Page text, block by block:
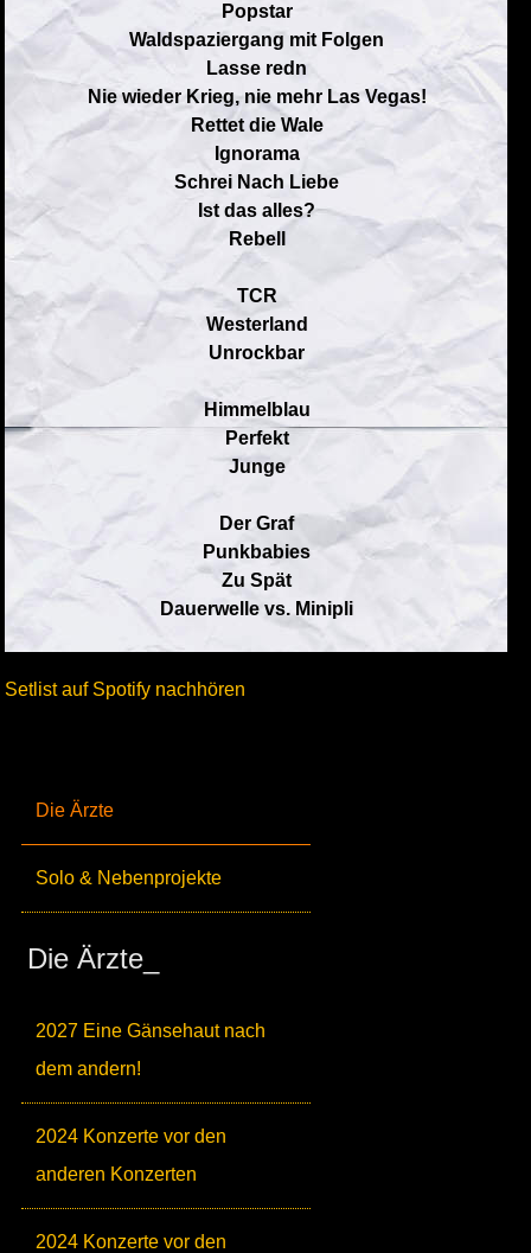
Die Ärzte
Solo & Nebenprojekte
Die Ärzte_
2027 Eine Gänsehaut nach
dem andern!
2024 Konzerte vor den
anderen Konzerten
2024 Konzerte vor den
Popstar
Waldspaziergang mit Folgen
Lasse redn
Nie wieder Krieg, nie mehr Las Vegas!
Rettet die Wale
Ignorama
Schrei Nach Liebe
Ist das alles?
Rebell
TCR
Westerland
Unrockbar
Himmelblau
Perfekt
Junge
Der Graf
Punkbabies
Zu Spät
Dauerwelle vs. Minipli
Setlist auf Spotify nachhören